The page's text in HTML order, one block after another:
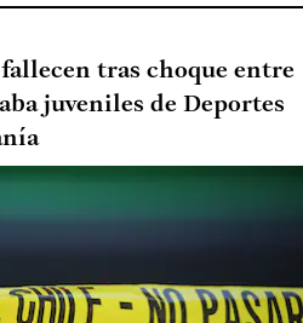
tras choque entre
juveniles de Deportes